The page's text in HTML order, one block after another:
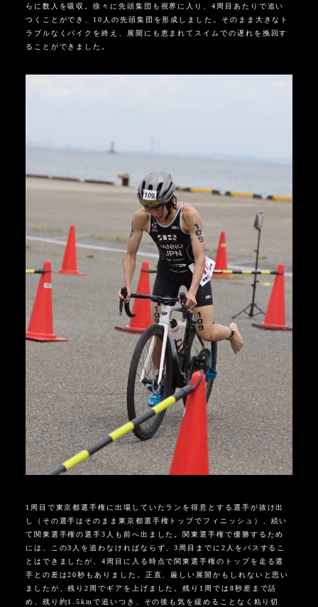
らに数人を吸収。徐々に先頭集団も視界に入り、4周目あたりで追い
つくことができ、10人の先頭集団を形成しました。そのまま大きなト
ラブルなくバイクを終え、展開にも恵まれてスイムでの遅れを挽回す
ることができました。
1周目で東京都選手権に出場していたランを得意とする選手が抜け出
し（その選手はそのまま東京都選手権トップでフィニッシュ）、続い
て関東選手権の選手3人も前へ出ました。関東選手権で優勝するため
には、この3人を追わなければならず、3周目までに2人をパスするこ
とはできましたが、4周目に入る時点で関東選手権のトップを走る選
手との差は20秒もありました。正直、厳しい展開かもしれないと思い
ましたが、残り2周でギアを上げました。残り1周では8秒差まで詰
め、残り約1.5kmで追いつき、その後も気を緩めることなく粘り切